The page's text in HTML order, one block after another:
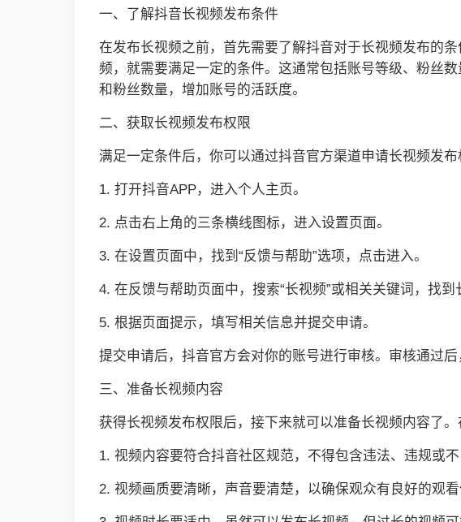
一、了解抖音长视频发布条件
在发布长视频之前，首先需要了解抖音对于长视频发布的
频，就需要满足一定的条件。这通常包括账号等级、粉丝
和粉丝数量，增加账号的活跃度。
二、获取长视频发布权限
满足一定条件后，你可以通过抖音官方渠道申请长视频发
1. 打开抖音APP，进入个人主页。
2. 点击右上角的三条横线图标，进入设置页面。
3. 在设置页面中，找到“反馈与帮助”选项，点击进入。
4. 在反馈与帮助页面中，搜索“长视频”或相关关键词，找到
5. 根据页面提示，填写相关信息并提交申请。
提交申请后，抖音官方会对你的账号进行审核。审核通过
三、准备长视频内容
获得长视频发布权限后，接下来就可以准备长视频内容了。
1. 视频内容要符合抖音社区规范，不得包含违法、违规或不
2. 视频画质要清晰，声音要清楚，以确保观众有良好的观看